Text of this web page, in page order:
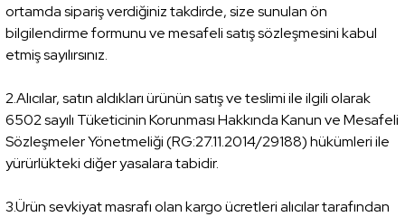
ortamda sipariş verdiğiniz takdirde, size sunulan ön
bilgilendirme formunu ve mesafeli satış sözleşmesini kabul
etmiş sayılırsınız.
2.Alıcılar, satın aldıkları ürünün satış ve teslimi ile ilgili olarak
6502 sayılı Tüketicinin Korunması Hakkında Kanun ve Mesafeli
Sözleşmeler Yönetmeliği (RG:27.11.2014/29188) hükümleri ile
yürürlükteki diğer yasalara tabidir.
3.Ürün sevkiyat masrafı olan kargo ücretleri alıcılar tarafından